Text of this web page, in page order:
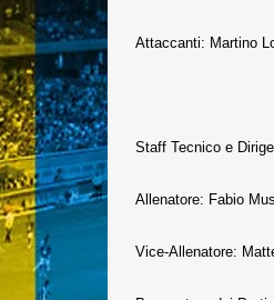
Attaccanti: Martino
Staff Tecnico e
Allenatore: Fabio
Vice-Allenatore: